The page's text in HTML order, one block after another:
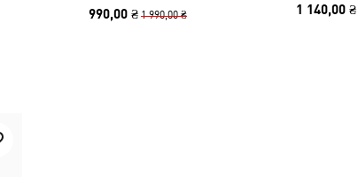
990,00 ₴ 1 990,00 ₴ 1 140,00 ₴